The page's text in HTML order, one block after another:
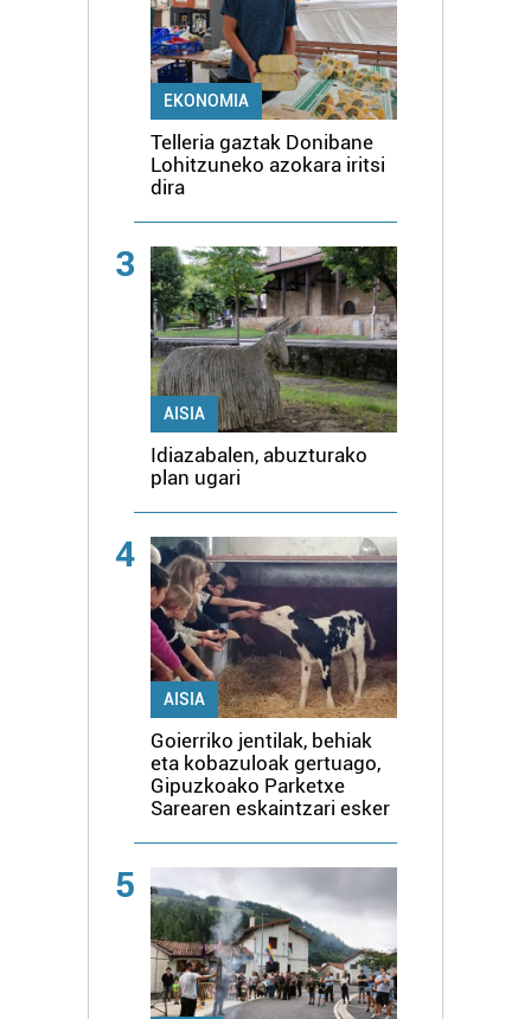
EKONOMIA
Telleria gaztak Donibane
Lohitzuneko azokara iritsi
dira
3
AISIA
Idiazabalen, abuzturako
plan ugari
4
AISIA
Goierriko jentilak, behiak
eta kobazuloak gertuago,
Gipuzkoako Parketxe
Sarearen eskaintzari esker
5